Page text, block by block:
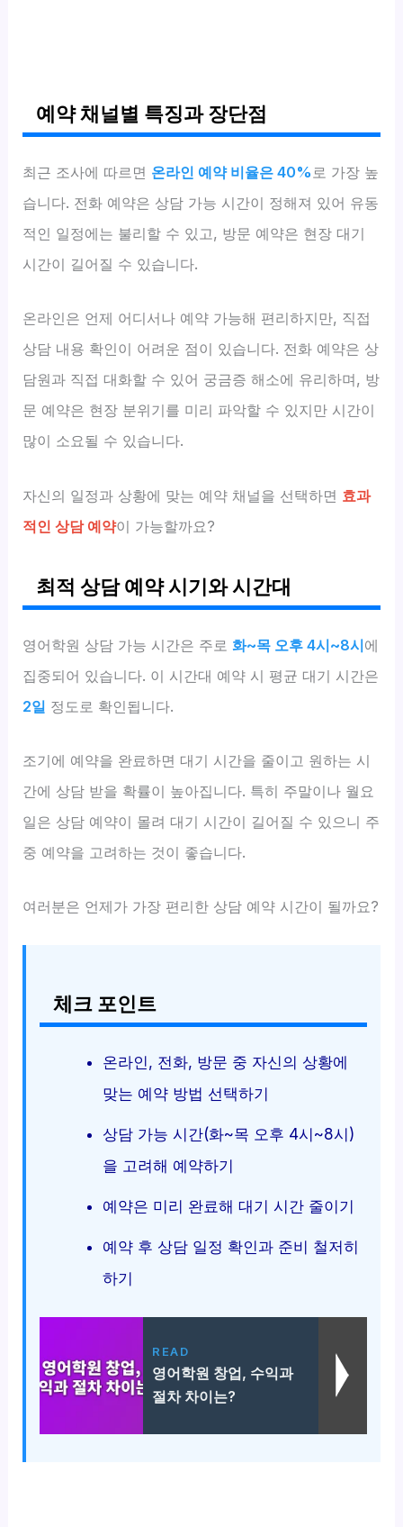
예약 채널별 특징과 장단점
최근 조사에 따르면 온라인 예약 비율은 40%로 가장 높
습니다. 전화 예약은 상담 가능 시간이 정해져 있어 유동
적인 일정에는 불리할 수 있고, 방문 예약은 현장 대기
시간이 길어질 수 있습니다.
온라인은 언제 어디서나 예약 가능해 편리하지만, 직접
상담 내용 확인이 어려운 점이 있습니다. 전화 예약은 상
담원과 직접 대화할 수 있어 궁금증 해소에 유리하며, 방
문 예약은 현장 분위기를 미리 파악할 수 있지만 시간이
많이 소요될 수 있습니다.
자신의 일정과 상황에 맞는 예약 채널을 선택하면 효과
적인 상담 예약이 가능할까요?
최적 상담 예약 시기와 시간대
영어학원 상담 가능 시간은 주로화~목 오후 4시~8시에
집중되어 있습니다. 이 시간대 예약 시 평균 대기 시간은
2일 정도로 확인됩니다.
조기에 예약을 완료하면 대기 시간을 줄이고 원하는 시
간에 상담 받을 확률이 높아집니다. 특히 주말이나 월요
일은 상담 예약이 몰려 대기 시간이 길어질 수 있으니 주
중 예약을 고려하는 것이 좋습니다.
여러분은 언제가 가장 편리한 상담 예약 시간이 될까요?
체크 포인트
온라인, 전화, 방문 중 자신의 상황에
맞는 예약 방법 선택하기
상담 가능 시간(화~목 오후 4시~8시)
을 고려해 예약하기
예약은 미리 완료해 대기 시간 줄이기
예약 후 상담 일정 확인과 준비 철저히
하기
READ
영어학원 창업, 수익과
절차 차이는?